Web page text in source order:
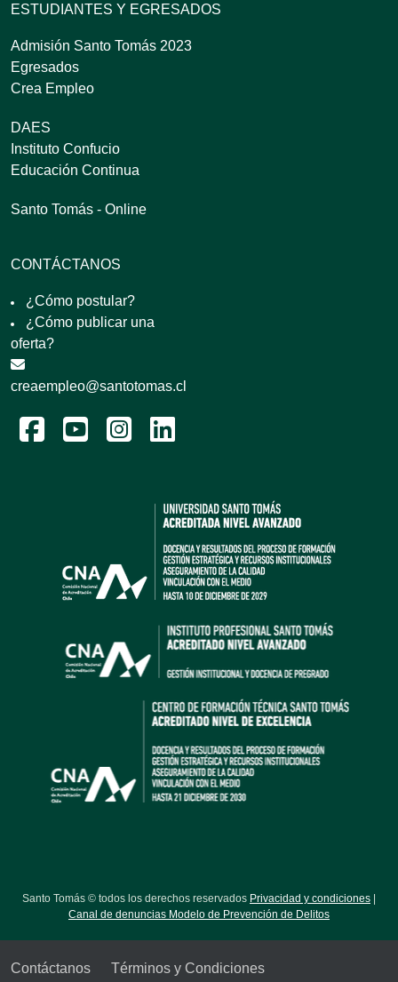
ESTUDIANTES Y EGRESADOS
Admisión Santo Tomás 2023
Egresados
Crea Empleo
DAES
Instituto Confucio
Educación Continua
Santo Tomás - Online
CONTÁCTANOS
¿Cómo postular?
¿Cómo publicar una
oferta?
creaempleo@santotomas.cl
Santo Tomás © todos los derechos reservados Privacidad y condiciones
Canal de denuncias Modelo de Prevención de Delitos
Contáctanos Términos y Condiciones